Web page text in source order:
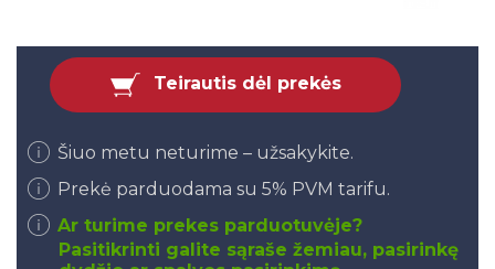
Teirautis dėl prekės
Šiuo metu neturime – užsakykite.
Prekė parduodama su 5% PVM tarifu.
Ar turime prekes parduotuvėje?
Pasitikrinti galite sąraše žemiau, pasirinkę